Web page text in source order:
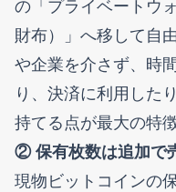
の「プライベートウ
財布）」へ移して自
や企業を介さず、時
り、決済に利用した
持てる点が最大の特徴
② 保有枚数は追加で
現物ビットコインの